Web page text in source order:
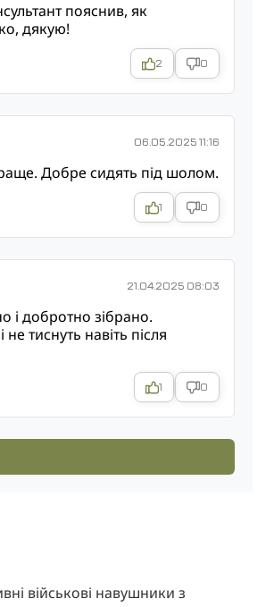
пояснив, як
дякую!
2 0
06.05.2025 11:16
Добре сидять під шолом.
1 0
21.04.2025 08:03
і добротно зібрано.
тиснуть навіть після
1 0
військові навушники з